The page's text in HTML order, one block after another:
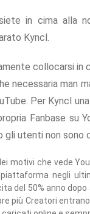
in cima alla
Kyncl.
collocarsi in
necessaria man
Per Kyncl
Fanbase su
gli utenti non sono
motivi che vede
piattaforma negli
del 50% anno
più Creatori